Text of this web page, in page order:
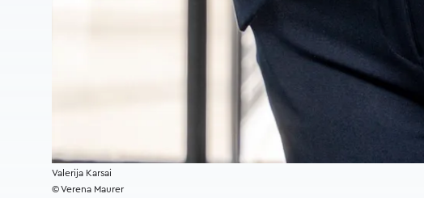
Valerija Karsai
© Verena Maurer